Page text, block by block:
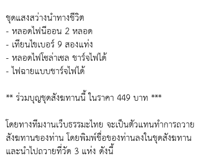
ชุดแสงสว่างนำทางชีวิต
- หลอดไฟนีออน 2 หลอด
- เทียนไขเบอร์ 9 สองแท่ง
- หลอดไฟโซล่าเซล ชาร์จไฟได้
- ไฟฉายแบบชาร์จไฟได้
** ร่วมบุญชุดสังฆทานนี้ ในราคา 449 บาท ***
โดยทางทีมงานเว็บธรรมะไทย จะเป็นตัวแทนทำการถวาย
สังฆทานของท่าน โดยพิมพ์ชื่อของท่านลงในชุดสังฆทาน
และนำไปถวายที่วัด 3 แห่ง ดังนี้